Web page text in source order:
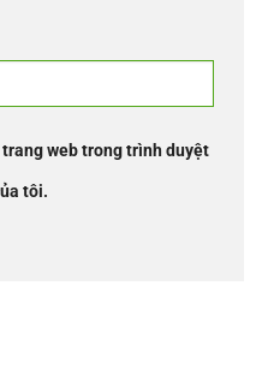
web trong trình duyệt
tôi.